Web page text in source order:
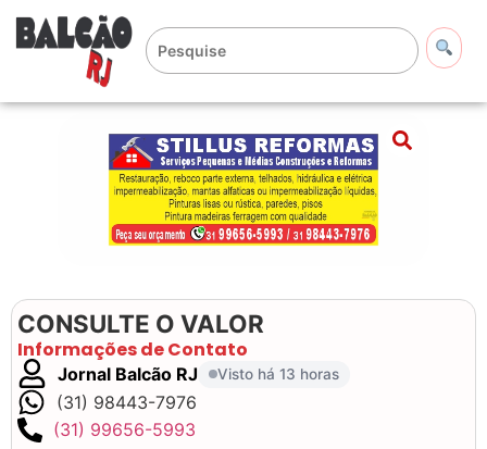
CONSULTE O VALOR
Informações de Contato
Jornal Balcão RJ Visto há 13 horas
(31) 98443-7976
(31) 99656-5993